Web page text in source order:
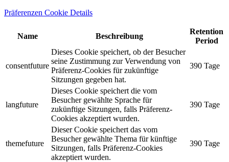
Präferenzen Cookie Details
Name Beschreibung
Retention
Period
consentfuture
Dieses Cookie speichert, ob der Besucher
seine Zustimmung zur Verwendung von
Präferenz-Cookies für zukünftige
Sitzungen gegeben hat.
390 Tage
langfuture
Dieses Cookie speichert die vom
Besucher gewählte Sprache für
zukünftige Sitzungen, falls Präferenz-
Cookies akzeptiert wurden.
390 Tage
themefuture
Dieser Cookie speichert das vom
Besucher gewählte Thema für künftige
Sitzungen, falls Präferenz-Cookies
akzeptiert wurden.
390 Tage